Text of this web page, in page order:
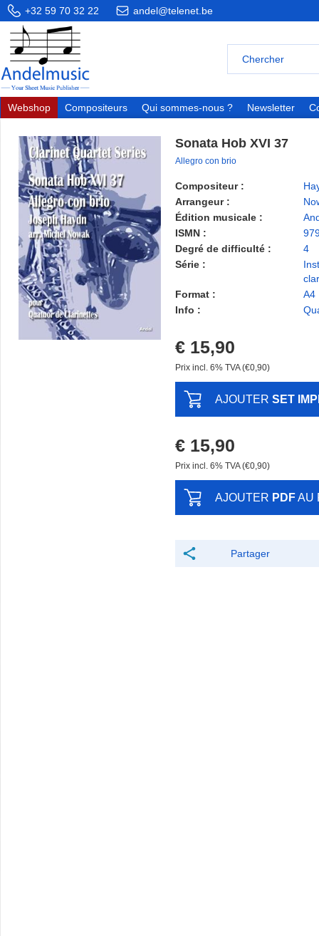
+32 59 70 32 22 andel@telenet.be
Webshop Compositeurs Qui sommes-nous ? Newsletter
Sonata Hob XVI 37
Allegro con brio
Compositeur :
Arrangeur :
Édition musicale :
ISMN :
Degré de difficulté :
4
Série :
Format :
A4
Info :
€ 15,90
Prix ​​incl. 6% TVA (€0,90)
AJOUTER SET
€ 15,90
Prix ​​incl. 6% TVA (€0,90)
AJOUTER PDFAU
Partager